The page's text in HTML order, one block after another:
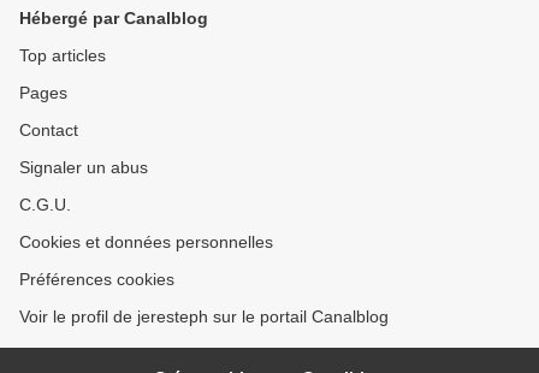
Hébergé par Canalblog
Top articles
Pages
Contact
Signaler un abus
C.G.U.
Cookies et données personnelles
Préférences cookies
Voir le profil de jeresteph sur le portail Canalblog